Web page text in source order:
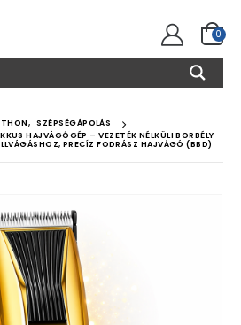
0
,
SZÉPSÉGÁPOLÁS
HAJVÁGÓGÉP – VEZETÉK NÉLKÜLI BORBÉLY
PRECÍZ FODRÁSZ HAJVÁGÓ (BBD)